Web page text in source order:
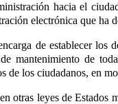
hacia el
electrónica que ha
de establecer
mantenimiento de
de los ciudadanos, en
otras leyes de